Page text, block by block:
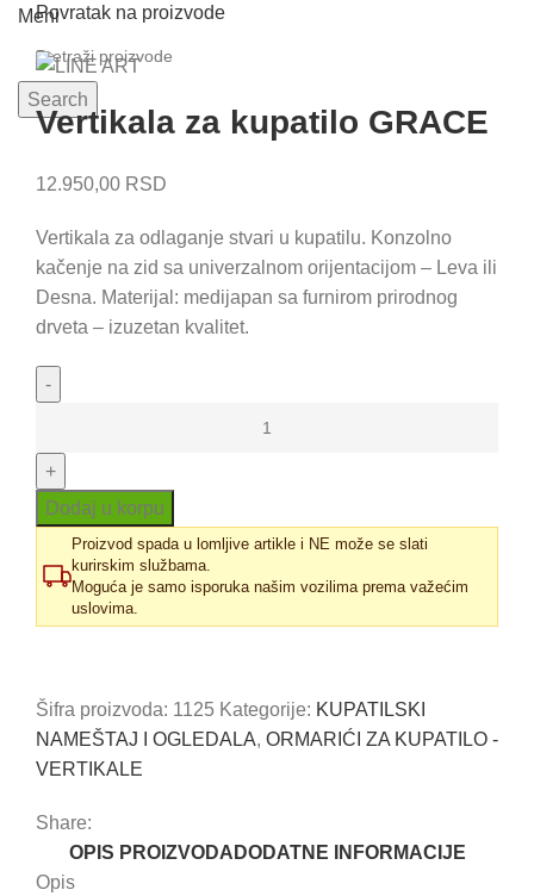
Meni
Search
Povratak na proizvode
Vertikala za kupatilo GRACE
12.950,00 RSD
Vertikala za odlaganje stvari u kupatilu. Konzolno
kačenje na zid sa univerzalnom orijentacijom – Leva ili
Desna. Materijal: medijapan sa furnirom prirodnog
drveta – izuzetan kvalitet.
kupatilo
GRACE
količina
Dodaj u korpu
Proizvod spada u lomljive artikle i NE može se slati
kurirskim službama.
Moguća je samo isporuka našim vozilima prema važećim
uslovima.
Šifra proizvoda: 1125 Kategorije: KUPATILSKI
NAMEŠTAJ I OGLEDALA, ORMARIĆI ZA KUPATILO -
VERTIKALE
Share:
OPIS PROIZVODA DODATNE INFORMACIJE
Opis